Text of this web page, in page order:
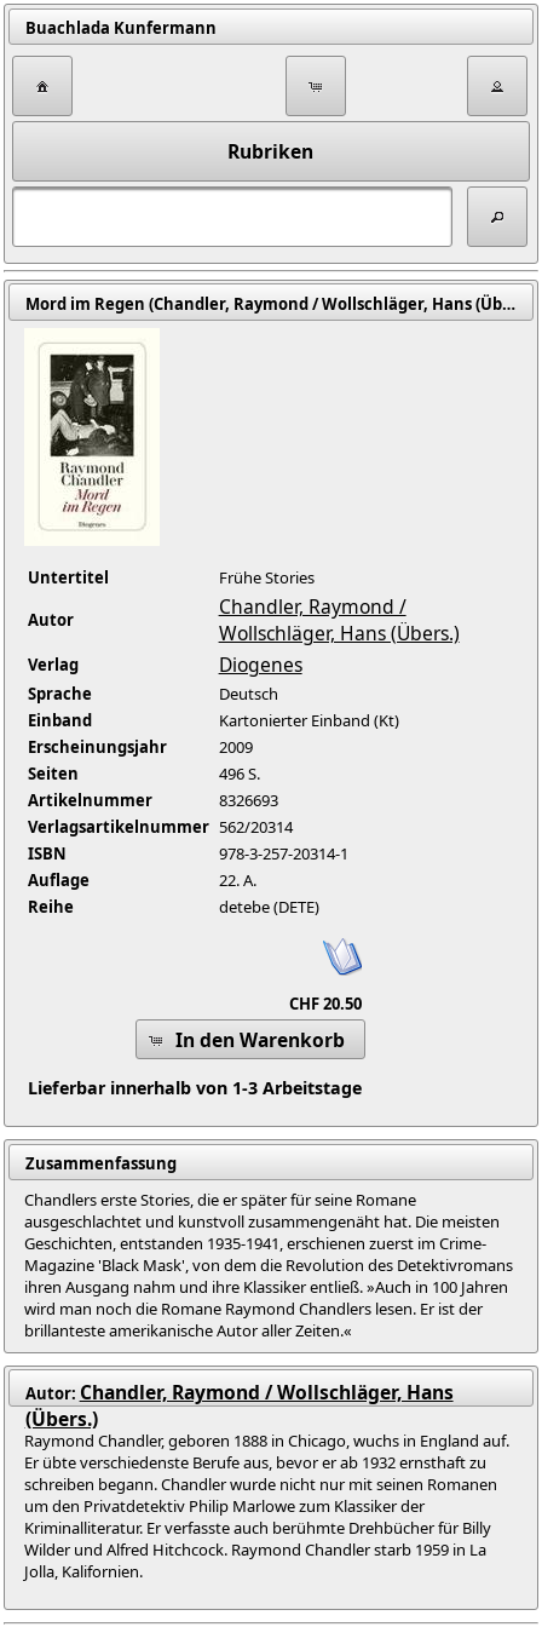
Buachlada Kunfermann
Rubriken
Mord im Regen (Chandler, Raymond / Wollschläger, Hans (Übers.))
Untertitel
Frühe Stories
Autor
Chandler, Raymond /
Wollschläger, Hans (Übers.)
Verlag Diogenes
Sprache
Deutsch
Einband
Kartonierter Einband (Kt)
Erscheinungsjahr
2009
Seiten
496 S.
Artikelnummer
8326693
Verlagsartikelnummer 562/20314
ISBN
978-3-257-20314-1
Auflage
22. A.
Reihe
detebe (DETE)
CHF 20.50
In den Warenkorb
Lieferbar innerhalb von 1-3 Arbeitstage
Zusammenfassung
Chandlers erste Stories, die er später für seine Romane
ausgeschlachtet und kunstvoll zusammengenäht hat. Die meisten
Geschichten, entstanden 1935-1941, erschienen zuerst im Crime-
Magazine 'Black Mask', von dem die Revolution des Detektivromans
ihren Ausgang nahm und ihre Klassiker entließ. »Auch in 100 Jahren
wird man noch die Romane Raymond Chandlers lesen. Er ist der
brillanteste amerikanische Autor aller Zeiten.«
Autor: Chandler, Raymond / Wollschläger, Hans
(Übers.)
Raymond Chandler, geboren 1888 in Chicago, wuchs in England auf.
Er übte verschiedenste Berufe aus, bevor er ab 1932 ernsthaft zu
schreiben begann. Chandler wurde nicht nur mit seinen Romanen
um den Privatdetektiv Philip Marlowe zum Klassiker der
Kriminalliteratur. Er verfasste auch berühmte Drehbücher für Billy
Wilder und Alfred Hitchcock. Raymond Chandler starb 1959 in La
Jolla, Kalifornien.